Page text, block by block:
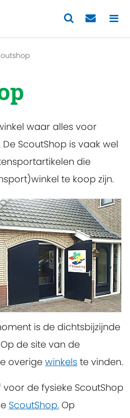
waar alles voor
ScoutShop is vaak wel
die
te koop zijn.
is de dichtsbijzijnde
de site van de
overige winkels te vinden.
de fysieke ScoutShop
ScoutShop. Op